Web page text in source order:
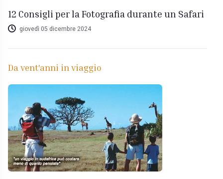
12 Consigli per la Fotografia durante un Safari
giovedì 05 dicembre 2024
Da vent'anni in viaggio